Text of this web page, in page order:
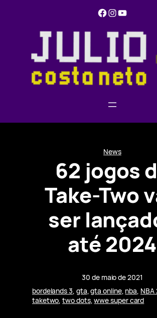
Facebook Instagram YouTube
News
62 jogos
Take-Two
ser
até 2024
30 de maio de 2021
bordelands 3, gta, gta online, nba, NBA
taketwo, two dots, wwe super card